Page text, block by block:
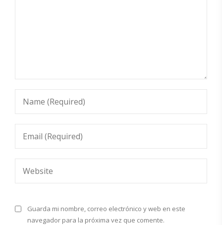
Guarda mi nombre, correo electrónico y web en este
navegador para la próxima vez que comente.